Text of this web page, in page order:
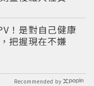
！是對自己健康
把握現在不嫌
Recommended by